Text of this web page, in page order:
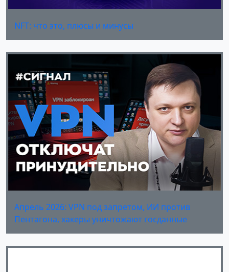
NFT: что это, плюсы и минусы
Апрель 2026: VPN под запретом, ИИ против
Пентагона, хакеры уничтожают госданные